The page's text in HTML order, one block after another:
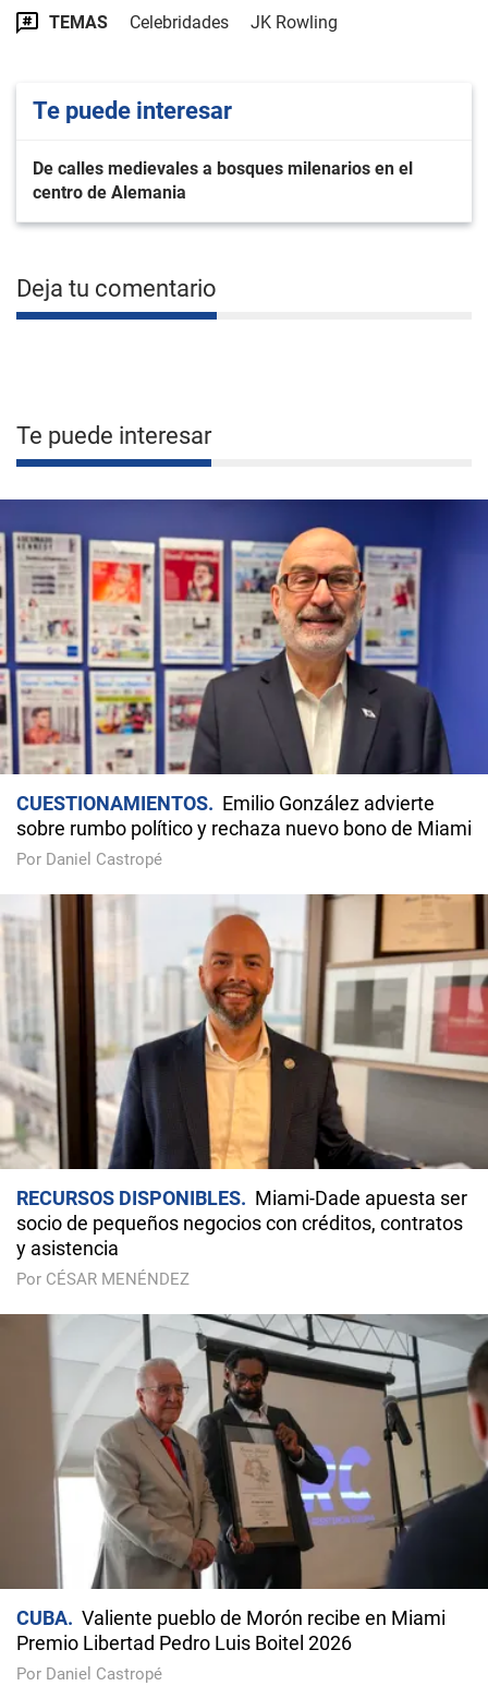
TEMAS Celebridades JK Rowling
Te puede interesar
De calles medievales a bosques milenarios en el
centro de Alemania
Deja tu comentario
Te puede interesar
CUESTIONAMIENTOS
Emilio González advierte
sobre rumbo político y rechaza nuevo bono de Miami
Por Daniel Castropé
RECURSOS DISPONIBLES
Miami-Dade apuesta ser
socio de pequeños negocios con créditos, contratos
y asistencia
Por CÉSAR MENÉNDEZ
CUBA
Valiente pueblo de Morón recibe en Miami
Premio Libertad Pedro Luis Boitel 2026
Por Daniel Castropé